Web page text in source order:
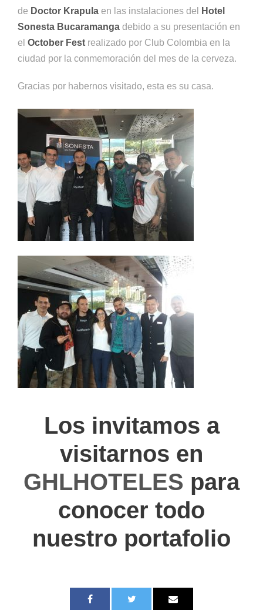
de Doctor Krapula en las instalaciones del
Hotel
Sonesta Bucaramanga debido a su presentación en
el October Fest realizado por Club Colombia en la
ciudad por la conmemoración del mes de la cerveza.
Gracias por habernos visitado, esta es su casa.
Los invitamos a
visitarnos en
GHLHOTELES para
conocer todo
nuestro portafolio